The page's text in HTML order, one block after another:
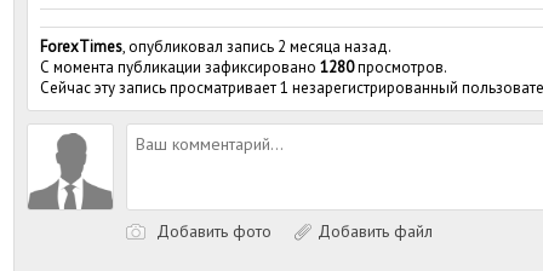
ForexTimes, опубликовал запись 2 месяца назад.
С момента публикации зафиксировано 1280просмотров.
Сейчас эту запись просматривает 1 незарегистрированный
Добавить фото Добавить файл